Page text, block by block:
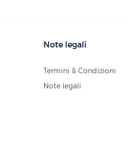
Note legali
Termini & Condizioni
Note legali